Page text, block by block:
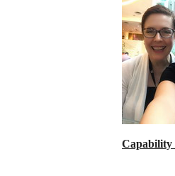
Capability